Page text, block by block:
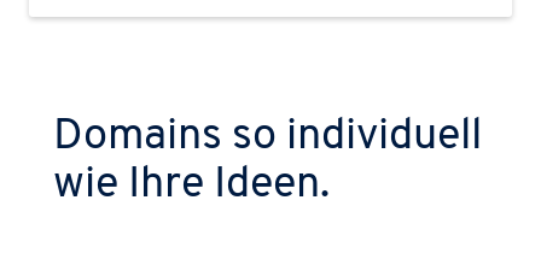
Domains so individuell
wie Ihre Ideen.